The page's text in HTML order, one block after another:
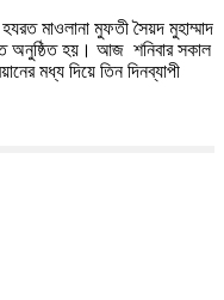
মাওলানা মুফতী সৈয়দ মুহাম্মাদ
অনুষ্ঠিত হয়। আজ শনিবার সকাল
মধ্য দিয়ে তিন দিনব্যাপী